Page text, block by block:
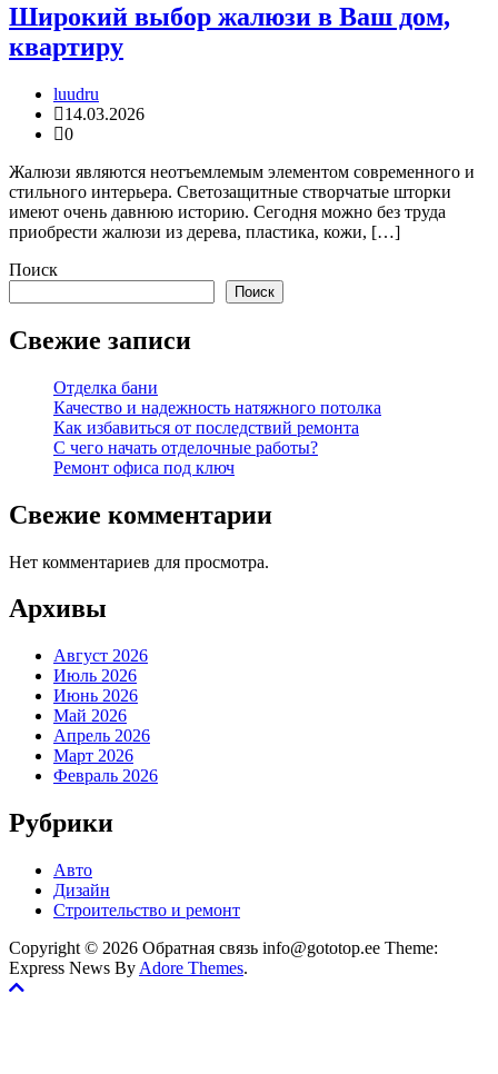
Широкий выбор жалюзи в Ваш дом,
квартиру
luudru
14.03.2026
0
Жалюзи являются неотъемлемым элементом современного и
стильного интерьера. Светозащитные створчатые шторки
имеют очень давнюю историю. Сегодня можно без труда
приобрести жалюзи из дерева, пластика, кожи, […]
Поиск
Поиск
Свежие записи
Отделка бани
Качество и надежность натяжного потолка
Как избавиться от последствий ремонта
С чего начать отделочные работы?
Ремонт офиса под ключ
Свежие комментарии
Нет комментариев для просмотра.
Архивы
Август 2026
Июль 2026
Июнь 2026
Май 2026
Апрель 2026
Март 2026
Февраль 2026
Рубрики
Авто
Дизайн
Строительство и ремонт
Copyright © 2026 Обратная связь info@gototop.ee Theme:
Express News By Adore Themes.